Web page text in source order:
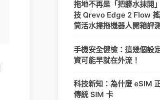
拖地不再是「把髒水抹開
技 Qrevo Edge 2 Flow
筒活水掃拖機器人開箱評測
手機安全健檢：這幾個設
資可能早就在外流！
科技新知：為什麼 eSIM
傳統 SIM 卡